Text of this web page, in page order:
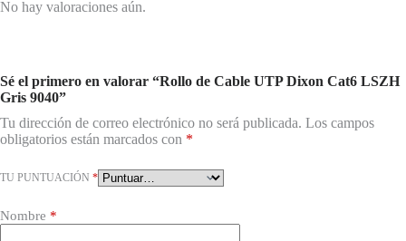
No hay valoraciones aún.
Sé el primero en valorar “Rollo de Cable UTP Dixon Cat6 LSZH
Gris 9040”
Tu dirección de correo electrónico no será publicada. Los campos
obligatorios están marcados con *
TU PUNTUACIÓN *
Nombre *